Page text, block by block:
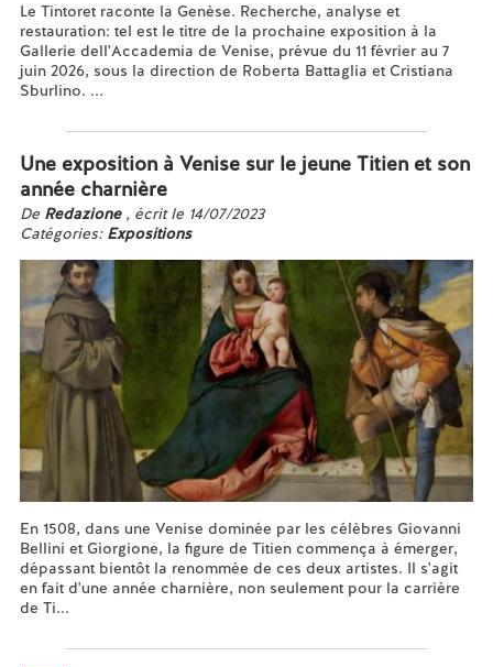
Le Tintoret raconte la Genèse. Recherche, analyse et
restauration: tel est le titre de la prochaine exposition à la
Gallerie dell'Accademia de Venise, prévue du 11 février au 7
juin 2026, sous la direction de Roberta Battaglia et Cristiana
Sburlino. ...
Une exposition à Venise sur le jeune Titien et son
année charnière
De Redazione , écrit le 14/07/2023
Catégories: Expositions
En 1508, dans une Venise dominée par les célèbres Giovanni
Bellini et Giorgione, la figure de Titien commença à émerger,
dépassant bientôt la renommée de ces deux artistes. Il s'agit
en fait d'une année charnière, non seulement pour la carrière
de Ti...